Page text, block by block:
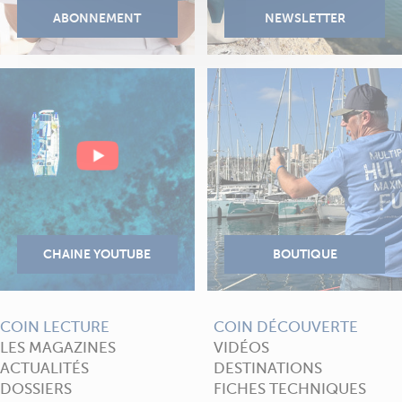
COIN LECTURE
LES MAGAZINES
ACTUALITÉS
DOSSIERS
COIN DÉCOUVERTE
VIDÉOS
DESTINATIONS
FICHES TECHNIQUES